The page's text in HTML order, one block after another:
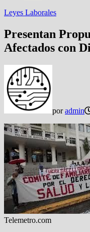
Leyes Laborales
Presentan
Afectados con
poradmin
Telemetro.com